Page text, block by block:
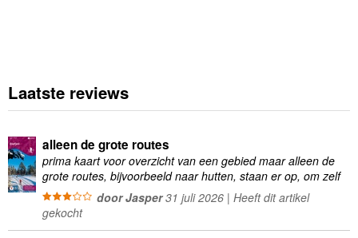
Laatste reviews
alleen de grote routes
prima kaart voor overzicht van een gebied maar alleen de
grote routes, bijvoorbeeld naar hutten, staan er op, om zelf
wandelingen te plannen minder geschikt
door Jasper31 juli 2026 | Heeft dit artikel
gekocht